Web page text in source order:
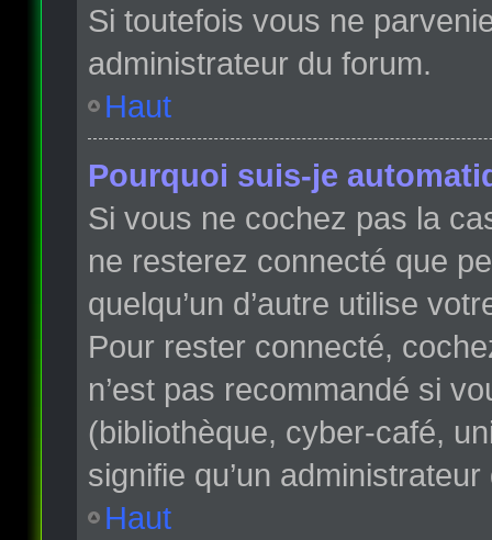
Si toutefois vous ne
administrateur du forum.
Haut
Pourquoi suis-je
Si vous ne cochez pas la
ne resterez connecté que
quelqu’un d’autre utilise
Pour rester connecté,
n’est pas recommandé si
(bibliothèque, cyber-café,
signifie qu’un
Haut